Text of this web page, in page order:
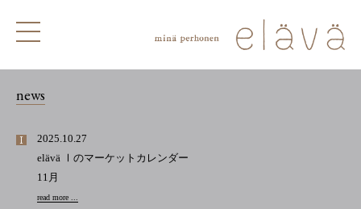
news
2025.10.27
elävä Ⅰのマーケットカレンダー
11月
read more ...